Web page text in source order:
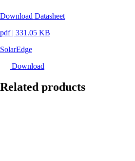
Download Datasheet
pdf | 331.05 KB
SolarEdge
Download
Related products